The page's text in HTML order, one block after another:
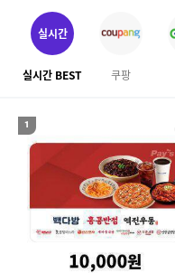
12 팔찌부자재
15 성인용세발자전거중고
17 겔럭시25카드케이스
실시간
실시간 BEST 쿠팡
1